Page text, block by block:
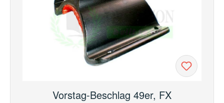
Vorstag-Beschlag 49er, FX